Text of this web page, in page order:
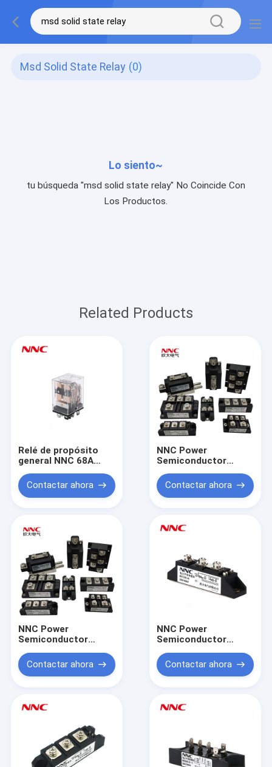
Msd Solid State Relay (0)
Lo siento~
tu búsqueda "msd solid state relay" No Coincide Con
Los Productos.
Related Products
Relé de propósito
general NNC 68A
JQX-13F
Contactar ahora
NNC Power
Semiconductor
Module
QL/SQL/KBPC
Contactar ahora
NNC Power
Semiconductor
Contactar ahora
NNC Power
Semiconductor
Contactar ahora